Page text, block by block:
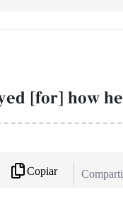
[for] how
Copiar